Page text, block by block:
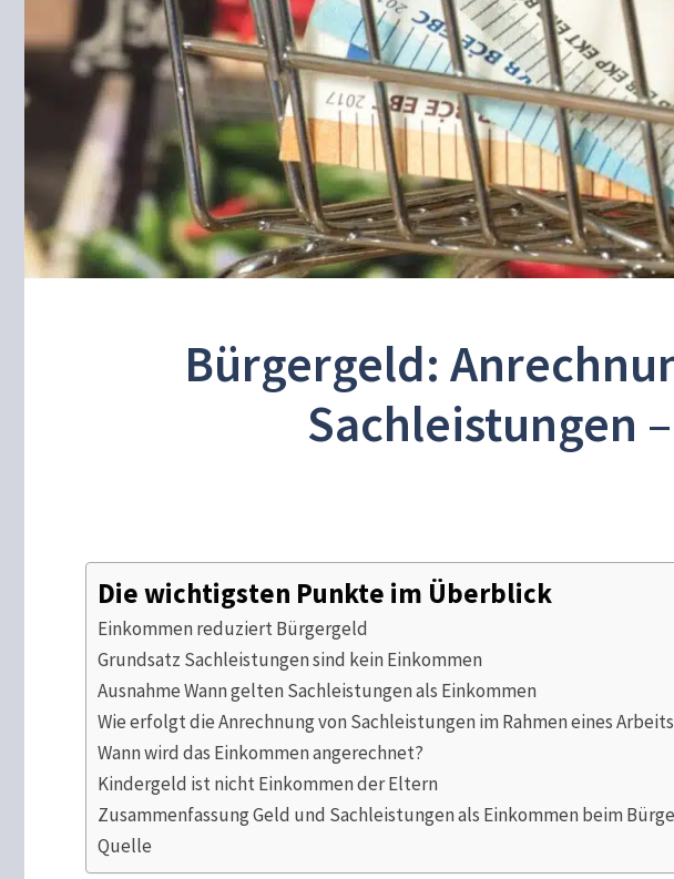
Bürgergeld:
Sachleistungen
Die wichtigsten Punkte im Überblick
Einkommen reduziert Bürgergeld
Grundsatz Sachleistungen sind kein Einkommen
Ausnahme Wann gelten Sachleistungen als Einkommen
Wie erfolgt die Anrechnung von Sachleistungen im Rahmen eines
Wann wird das Einkommen angerechnet?
Kindergeld ist nicht Einkommen der Eltern
Zusammenfassung Geld und Sachleistungen als Einkommen beim
Quelle